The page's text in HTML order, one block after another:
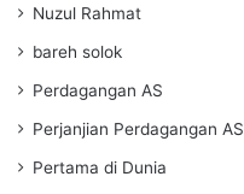
Nuzul Rahmat
bareh solok
Perdagangan AS
Perjanjian Perdagangan AS
Pertama di Dunia